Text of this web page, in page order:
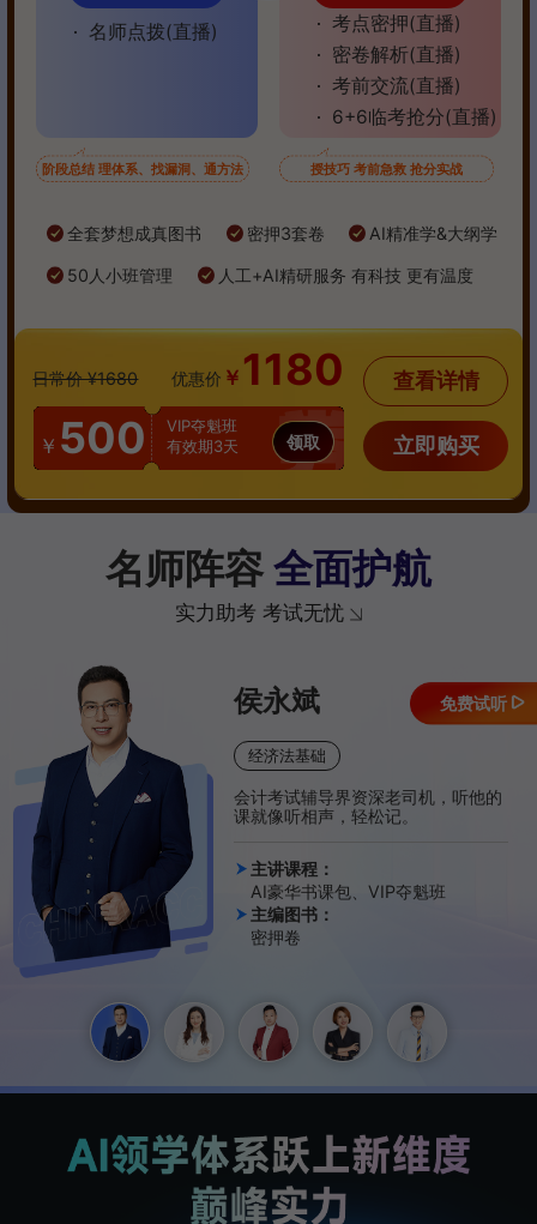
名师点拨(直播)
阶段总结 理体系、找漏洞、通方法
考点密押(直播)
密卷解析(直播)
考前交流(直播)
6+6临考抢分(直播)
授技巧 考前急救 抢分实战
全套梦想成真图书 密押3套卷 AI精准学&大纲学
50人小班管理 人工+AI精研服务 有科技 更有温度
日常价 ¥1680优惠价 ￥ 1180
￥ 500
VIP夺魁班
有效期3天
领取
查看详情
立即购买
名师阵容 全面护航
实力助考 考试无忧
侯永斌
经济法基础
会计考试辅导界资深老司机，听他的
课就像听相声，轻松记。
主讲课程：
AI豪华书课包、VIP夺魁班
主编图书：
密押卷
免费试听